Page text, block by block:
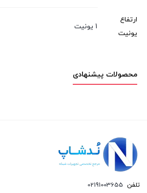
ارتفاع
یونیت
1 یونیت
محصولات پیشنهادی
تلفن 02191003655